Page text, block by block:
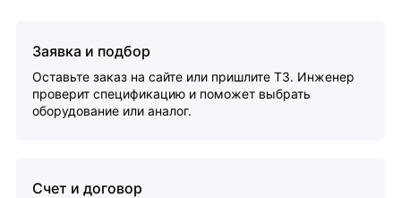
Заявка и подбор
Оставьте заказ на сайте или пришлите ТЗ. Инженер
проверит спецификацию и поможет выбрать
оборудование или аналог.
Счет и договор